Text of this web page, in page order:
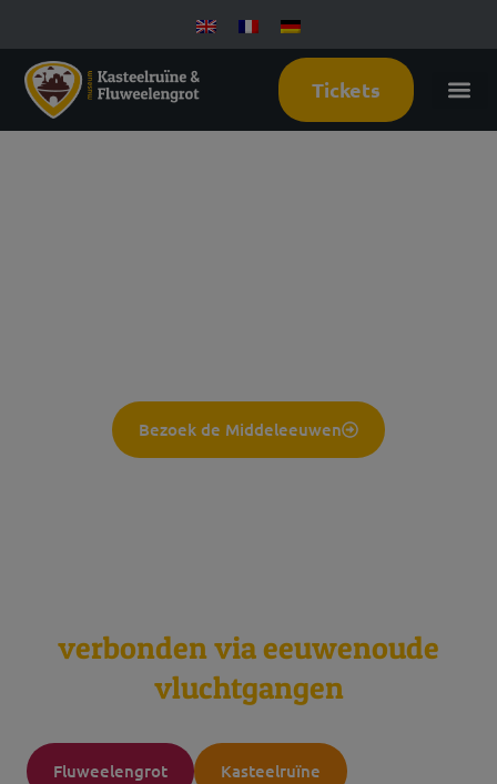
Tickets
Bezoek de Middeleeuwen
verbonden via eeuwenoude
vluchtgangen
Fluweelengrot Kasteelruïne